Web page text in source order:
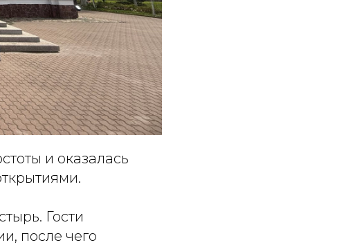
и оказалась
Гости
после чего